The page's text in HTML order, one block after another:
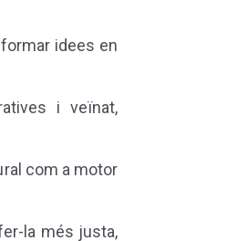
idees en
i veïnat,
com a motor
la més justa,